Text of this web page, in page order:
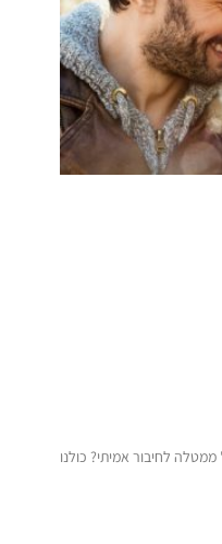
ממטלה לחיבור אמיתי? כולנו